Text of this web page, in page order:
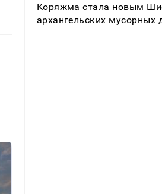
Коряжма стала новым
архангельских мусорных